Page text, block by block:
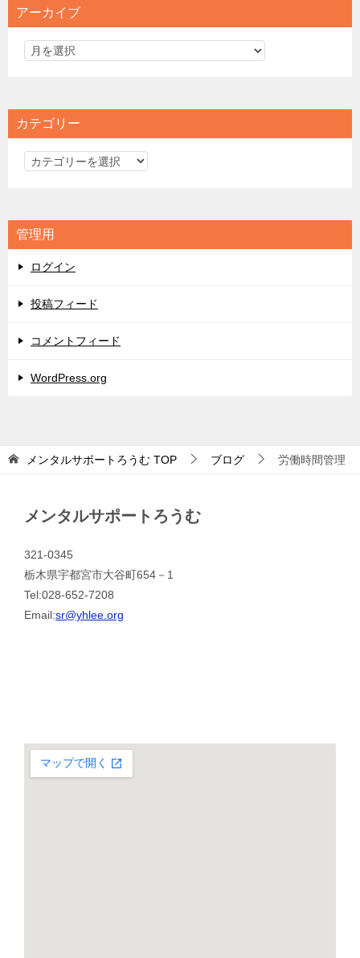
アーカイブ
カテゴリー
カ
リ
ー
管理用
ログイン
投稿フィード
コメントフィード
WordPress.org
メンタルサポートろうむ TOP ブログ 労働時間管理
メンタルサポートろうむ
321-0345
栃木県宇都宮市大谷町654－1
Tel:028-652-7208
Email:sr@yhlee.org